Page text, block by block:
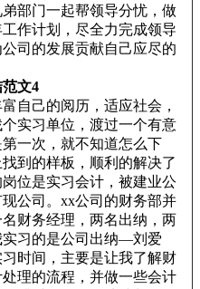
部门一起帮领导分忧，做
作计划，尽全力完成领导
司的发展贡献自己应尽的
文4
自己的阅历，适应社会，
实习单位，渡过一个有意
一次，就不知道怎么下
到的样板，顺利的解决了
位是实习会计，被建业公
公司。xx公司的财务部并
财务经理，两名出纳，两
习的是公司出纳—刘爱
时间，主要是让我了解财
理的流程，并做一些会计